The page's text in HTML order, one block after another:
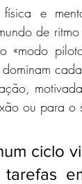
e
de
«modo
ou para o
ciclo